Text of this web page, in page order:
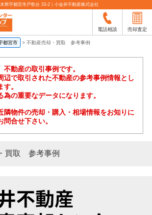
県宇都宮市戸祭台 33-2｜小金井不動産株式会社
電話相談 売却査定
都宮市 > 不動産売却・買取 参考事例
不動産の取引事例です。
辺で取引された不動産の参考事例情報とし
。
為の重要なデータになります。
隣物件の売却・購入・相場情報をお知りに
合せ下さい。
買取 参考事例